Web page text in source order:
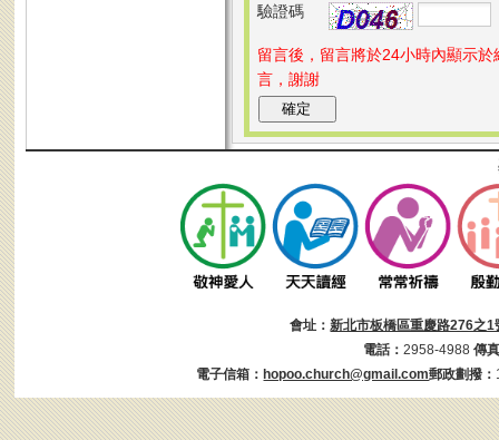
驗證碼
留言後，留言將於24小時內顯示
言，謝謝
會址：新北市板橋區重慶路276之1
電話： 2958-4988 傳
電子信箱：hopoo.church@gmail.com郵政劃撥：